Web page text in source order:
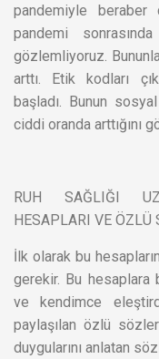
pandemiyle
pandemi
gözlemliyoruz.
arttı. Etik kodları
başladı. Bunun
ciddi oranda arttığını
RUH SAĞLIĞI
HESAPLARI VE ÖZLÜ
İlk olarak bu
gerekir. Bu hesaplara
ve kendimce
paylaşılan özlü
duygularını anlatan